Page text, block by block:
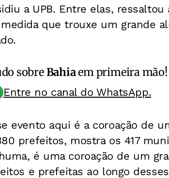
a UPB. Entre elas,
medida que trouxe um grande
sobreBahiaem primeira mão!
Entre no canal do WhatsApp.
evento aqui é a coroação de
prefeitos, mostra os 417
é uma coroação de um
e prefeitas ao longo